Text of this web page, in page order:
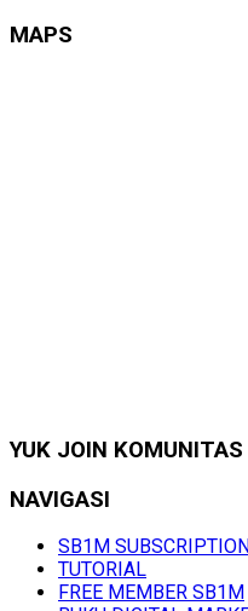
MAPS
YUK JOIN KOMUNITAS
NAVIGASI
SB1M SUBSCRIPTION
TUTORIAL
FREE MEMBER SB1M